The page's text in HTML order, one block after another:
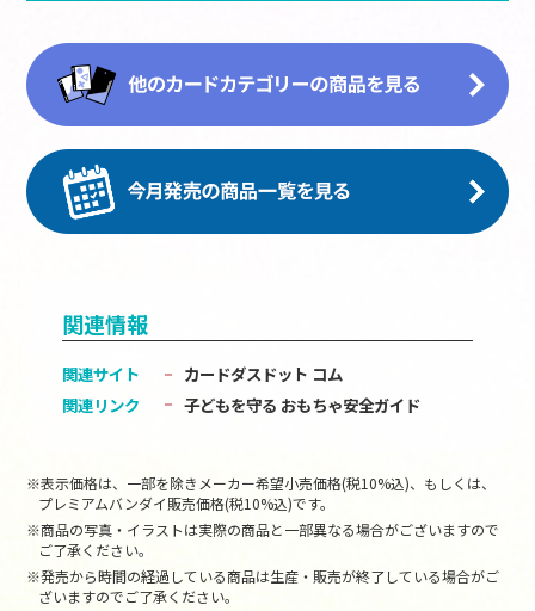
関連情報
関連サイト
カードダスドット コム
関連リンク
子どもを守る おもちゃ安全ガイド
※表示価格は、一部を除きメーカー希望小売価格(税10%込)、もしくは、
プレミアムバンダイ販売価格(税10%込)です。
※商品の写真・イラストは実際の商品と一部異なる場合がございますので
ご了承ください。
※発売から時間の経過している商品は生産・販売が終了している場合がご
ざいますのでご了承ください。